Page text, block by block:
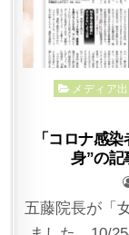
Posted
メディア
「コロナ感
身”の記
五藤院長が「